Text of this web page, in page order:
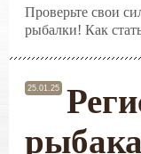
Проверьте свои
рыбалки! Как
25.01.25